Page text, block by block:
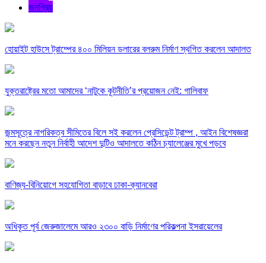
জনপ্রিয়
হোয়াইট হাউসে ট্রাম্পের ৪০০ মিলিয়ন ডলারের বলরুম নির্মাণ স্থগিত করলেন আদালত
যুক্তরাষ্ট্রের মতো আমাদের ‘নাটুকে কূটনীতি’র প্রয়োজন নেই: গালিবাফ
জন্মসূত্রে নাগরিকত্ব সীমিতের বিলে সই করলেন প্রেসিডেন্ট ট্রাম্প , আইন বিশেষজ্ঞরা
মনে করছেন নতুন নির্বাহী আদেশ দুটিও আদালতে কঠিন চ্যালেঞ্জের মুখে পড়বে
বাণিজ্য-বিনিয়োগে সহযোগিতা বাড়াবে ঢাকা-ক্যানবেরা
অধিকৃত পূর্ব জেরুজালেমে আরও ২৩০০ বাড়ি নির্মাণের পরিকল্পনা ইসরায়েলের